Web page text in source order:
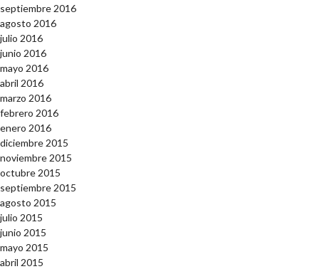
septiembre 2016
agosto 2016
julio 2016
junio 2016
mayo 2016
abril 2016
marzo 2016
febrero 2016
enero 2016
diciembre 2015
noviembre 2015
octubre 2015
septiembre 2015
agosto 2015
julio 2015
junio 2015
mayo 2015
abril 2015